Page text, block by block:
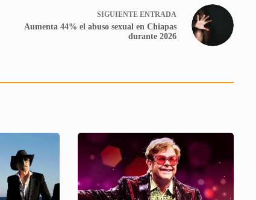
SIGUIENTE ENTRADA
Aumenta 44% el abuso sexual en Chiapas
durante 2026